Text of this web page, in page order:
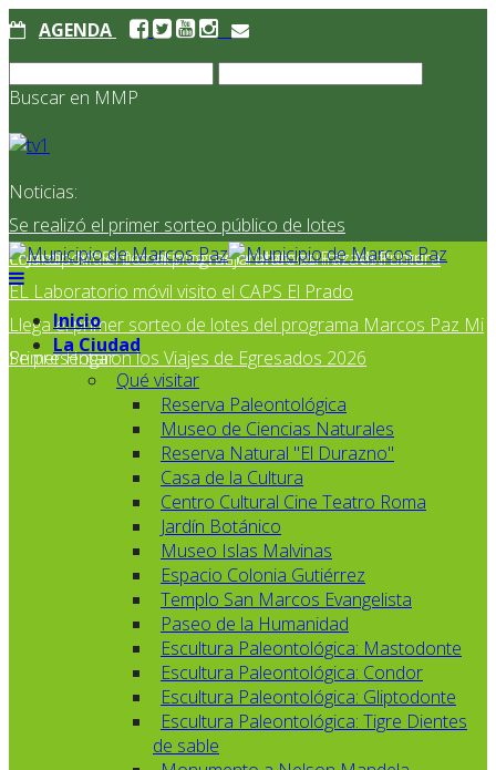
AGENDA
Buscar en MMP
Noticias:
Se realizó el primer sorteo público de lotes
correspondientes al programa Marcos Paz Mi Primer
El Jardín N° 910 continúa mejorando su infraestructura
EL Laboratorio móvil visito el CAPS El Prado
Llega el primer sorteo de lotes del programa Marcos Paz Mi
Primer Hogar
Se presentaron los Viajes de Egresados 2026
Inicio
La Ciudad
Qué visitar
Reserva Paleontológica
Museo de Ciencias Naturales
Reserva Natural "El Durazno"
Casa de la Cultura
Centro Cultural Cine Teatro Roma
Jardín Botánico
Museo Islas Malvinas
Espacio Colonia Gutiérrez
Templo San Marcos Evangelista
Paseo de la Humanidad
Escultura Paleontológica: Mastodonte
Escultura Paleontológica: Condor
Escultura Paleontológica: Gliptodonte
Escultura Paleontológica: Tigre Dientes
de sable